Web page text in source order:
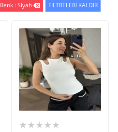
Renk : Siyah FİLTRELERİ KALDIR
★★★★★